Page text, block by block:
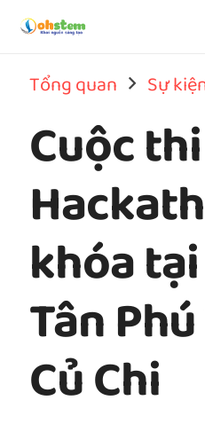
Tổng quan Sự
Cuộc thi
khóa tại
Tân
Củ Chi